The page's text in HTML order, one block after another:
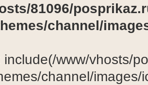
81096/
channel/
include(/www/vhosts/
channel/